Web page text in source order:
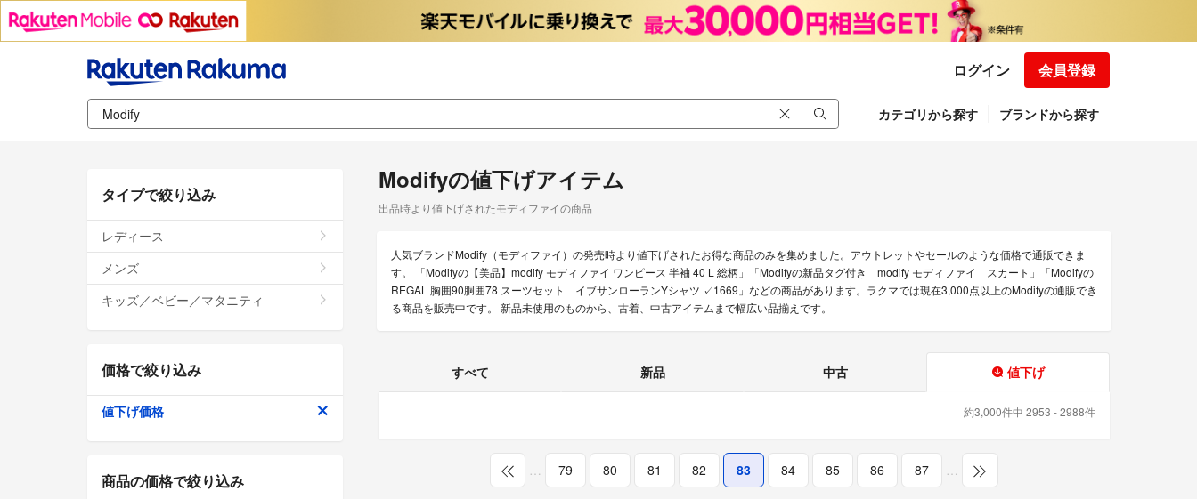
ログイン 会員登録
カテゴリから探す ブランドから探す
Modifyの値下げアイテム
出品時より値下げされたモディファイの商品
人気ブランドModify（モディファイ）の発売時より値下げされたお得な商品のみを集めました。アウトレットやセールのような価格で通販できま
す。 「Modifyの【美品】modify モディファイ ワンピース 半袖 40 L 総柄」「Modifyの新品タグ付き modify モディファイ スカート」「Modifyの
REGAL 胸囲90胴囲78 スーツセット イブサンローランYシャツ ✓1669」などの商品があります。ラクマでは現在3,000点以上のModifyの通販でき
る商品を販売中です。 新品未使用のものから、古着、中古アイテムまで幅広い品揃えです。
すべて 新品 中古 値下げ
約3,000件中 2953 - 2988件
79 80 81 82 83 84 85 86 87
タイプで絞り込み
レディース
メンズ
キッズ／ベビー／マタニティ
価格で絞り込み
値下げ価格
商品の価格で絞り込み